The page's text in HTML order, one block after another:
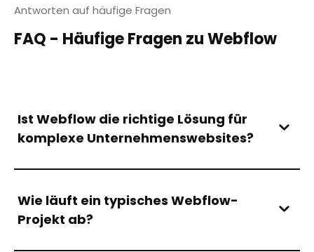
Antworten auf häufige Fragen
FAQ - Häufige Fragen zu Webflow
Ist Webflow die richtige Lösung für
komplexe Unternehmenswebsites?
Wie läuft ein typisches Webflow-
Projekt ab?